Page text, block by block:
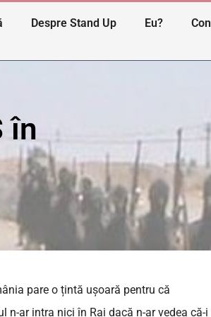
Despre Stand Up Eu?
în
pare o țintă ușoară pentru că
n-ar intra nici în Rai dacă n-ar vedea că-i